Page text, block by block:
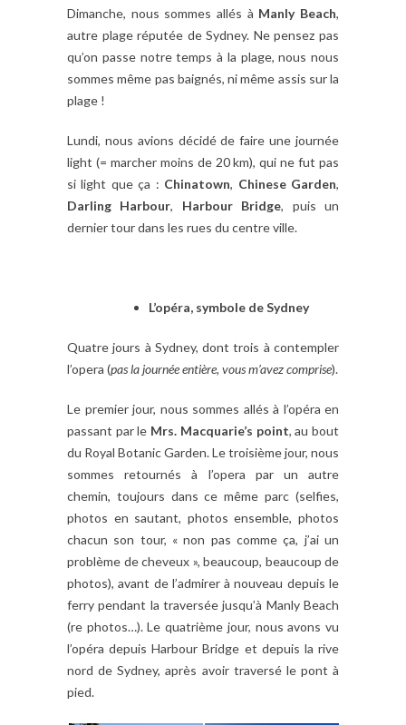
Dimanche, nous sommes allés à Manly Beach,
autre plage réputée de Sydney. Ne pensez pas
qu’on passe notre temps à la plage, nous nous
sommes même pas baignés, ni même assis sur la
plage !
Lundi, nous avions décidé de faire une journée
light (= marcher moins de 20 km), qui ne fut pas
si light que ça : Chinatown, Chinese Garden,
Darling Harbour, Harbour Bridge, puis un
dernier tour dans les rues du centre ville.
L’opéra, symbole de Sydney
Quatre jours à Sydney, dont trois à contempler
l’opera (pas la journée entière, vous m’avez comprise).
Le premier jour, nous sommes allés à l’opéra en
passant par le Mrs. Macquarie’s point, au bout
du Royal Botanic Garden. Le troisième jour, nous
sommes retournés à l’opera par un autre
chemin, toujours dans ce même parc (selfies,
photos en sautant, photos ensemble, photos
chacun son tour, « non pas comme ça, j’ai un
problème de cheveux », beaucoup, beaucoup de
photos), avant de l’admirer à nouveau depuis le
ferry pendant la traversée jusqu’à Manly Beach
(re photos…). Le quatrième jour, nous avons vu
l’opéra depuis Harbour Bridge et depuis la rive
nord de Sydney, après avoir traversé le pont à
pied.